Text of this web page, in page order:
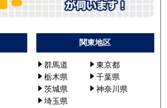
関東地区
群馬道
東京都
栃木県
千葉県
茨城県
神奈川県
埼玉県